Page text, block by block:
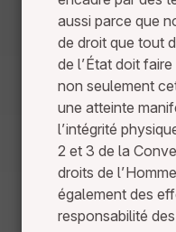
aussi parce que
de droit que tout
de l’État doit faire
non seulement
une atteinte
l’intégrité
2 et 3 de la
droits de
également des
responsabilité